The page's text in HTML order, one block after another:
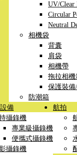
UV/Clear
Circular
Neutral
相機袋
背囊
肩袋
相機帶
拖拉相機
保護裝備
防潮箱
備
攝錄機
專業級攝錄機
便攜式攝錄機
攝錄機
航拍